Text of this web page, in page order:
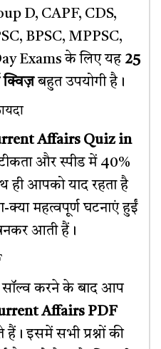
D, CAPF, CDS,
BPSC, MPPSC,
Exams के लिए यह 25
बहुत उपयोगी है।
Affairs Quiz in
और स्पीड में 40%
ही आपको याद रहता है
महत्वपूर्ण घटनाएं हुईं
बनकर आती हैं।
सॉल्व करने के बाद आप
Affairs PDF
इसमें सभी प्रश्नों की